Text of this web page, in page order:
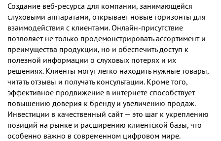
Создание веб-ресурса для компании, занимающейся
слуховыми аппаратами, открывает новые горизонты для
взаимодействия с клиентами. Онлайн-присутствие
позволяет не только продемонстрировать ассортимент и
преимущества продукции, но и обеспечить доступ к
полезной информации о слуховых потерях и их
решениях. Клиенты могут легко находить нужные товары,
читать отзывы и получать консультации. Кроме того,
эффективное продвижение в интернете способствует
повышению доверия к бренду и увеличению продаж.
Инвестиции в качественный сайт — это шаг к укреплению
позиций на рынке и расширению клиентской базы, что
особенно важно в современном цифровом мире.